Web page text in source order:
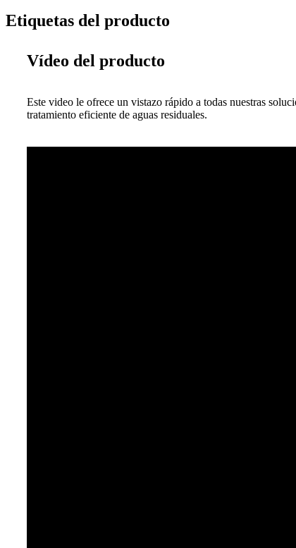
Etiquetas del producto
Vídeo del producto
Este video le ofrece un vistazo rápido a todas nuestras
tratamiento eficiente de aguas residuales.